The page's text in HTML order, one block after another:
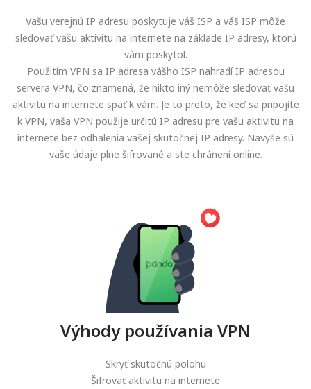
Vašu verejnú IP adresu poskytuje váš ISP a váš ISP môže
sledovať vašu aktivitu na internete na základe IP adresy, ktorú
vám poskytol.
Použitím VPN sa IP adresa vášho ISP nahradí IP adresou
servera VPN, čo znamená, že nikto iný nemôže sledovať vašu
aktivitu na internete späť k vám. Je to preto, že keď sa pripojíte
k VPN, vaša VPN použije určitú IP adresu pre vašu aktivitu na
internete bez odhalenia vašej skutočnej IP adresy. Navyše sú
vaše údaje plne šifrované a ste chránení online.
Výhody používania VPN
Skryť skutočnú polohu
Šifrovať aktivitu na internete